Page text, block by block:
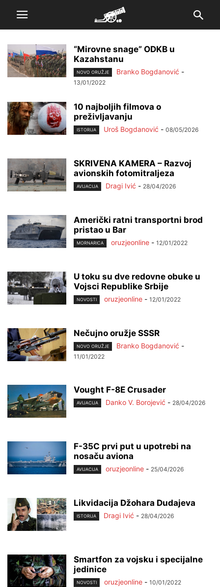
“Mirovne snage” ODKB u
Kazahstanu
NOVO ORUŽJE Branko Bogdanović -
13/01/2022
10 najboljih filmova o
preživljavanju
ISTORIJA Uroš Bogdanović - 08/05/2026
SKRIVENA KAMERA – Razvoj
avionskih fotomitraljeza
AVIJACIJA Dragi Ivić - 28/04/2026
Američki ratni transportni brod
pristao u Bar
MORNARICA oruzjeonline - 12/01/2022
U toku su dve redovne obuke u
Vojsci Republike Srbije
NOVOSTI oruzjeonline - 12/01/2022
Nečujno oružje SSSR
NOVO ORUŽJE Branko Bogdanović -
11/01/2022
Vought F-8E Crusader
AVIJACIJA Danko V. Borojević - 28/04/2026
F-35C prvi put u upotrebi na
nosaču aviona
AVIJACIJA oruzjeonline - 25/04/2026
Likvidacija Džohara Dudajeva
ISTORIJA Dragi Ivić - 28/04/2026
Smartfon za vojsku i specijalne
jedinice
NOVOSTI oruzjeonline - 10/01/2022